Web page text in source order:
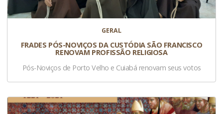
GERAL
FRADES PÓS-NOVIÇOS DA CUSTÓDIA SÃO FRANCISCO
RENOVAM PROFISSÃO RELIGIOSA
Pós-Noviços de Porto Velho e Cuiabá renovam seus votos